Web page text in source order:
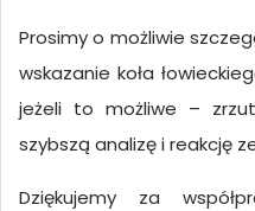
Prosimy o możliwie
wskazanie koła
jeżeli to możliwe –
szybszą analizę i reakcję
Dziękujemy za